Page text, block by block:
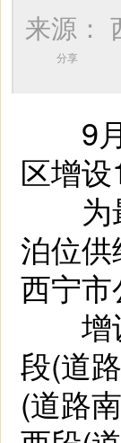
来源：
分享
9月
区增
为最
泊位
西宁
增设
段(道
(道路